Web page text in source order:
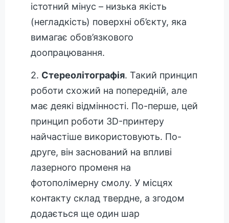
істотний мінус – низька якість
(негладкість) поверхні об’єкту, яка
вимагає обов’язкового
доопрацювання.
2. Стереолітографія. Такий принцип
роботи схожий на попередній, але
має деякі відмінності. По-перше, цей
принцип роботи 3D-принтеру
найчастіше використовують. По-
друге, він заснований на впливі
лазерного променя на
фотополімерну смолу. У місцях
контакту склад твердне, а згодом
додається ще один шар